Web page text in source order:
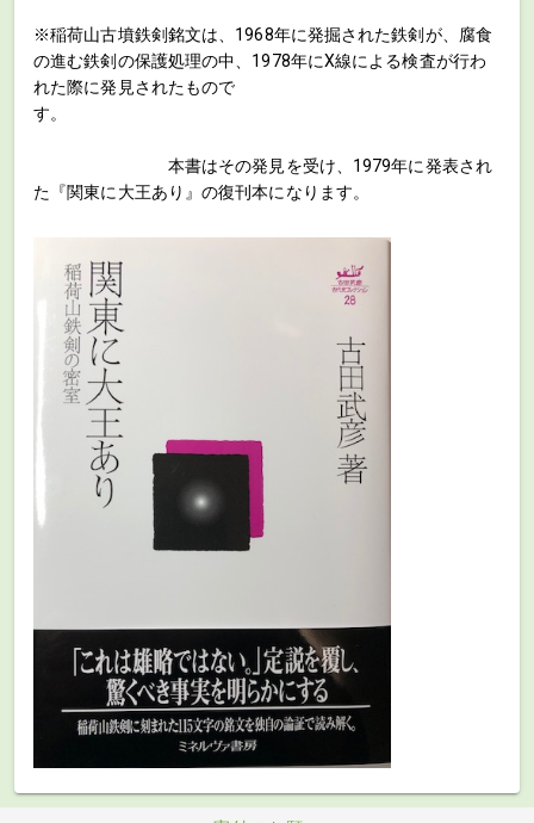
※稲荷山古墳鉄剣銘文は、1968年に発掘された鉄剣が、腐食
の進む鉄剣の保護処理の中、1978年にX線による検査が行わ
れた際に発見されたもので
す。
本書はその発見を受け、1979年に発表され
た『関東に大王あり』の復刊本になります。